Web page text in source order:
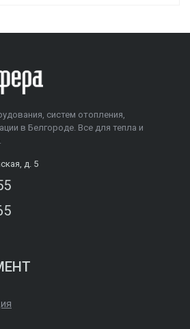
систем отопления,
в Белгороде. Все для тепла и
д. 5